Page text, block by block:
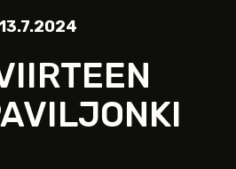
13.7.2024